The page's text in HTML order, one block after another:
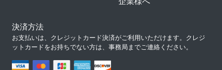
決済方法
お支払いは、クレジットカード決済がご利用いただけます。クレジ
ットカードをお持ちでない方は、事務局までご連絡ください。